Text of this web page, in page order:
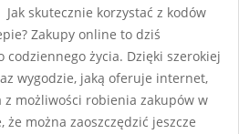
skutecznie korzystać z kodów
Zakupy online to dziś
codziennego życia. Dzięki szerokiej
wygodzie, jaką oferuje internet,
z możliwości robienia zakupów w
że można zaoszczędzić jeszcze